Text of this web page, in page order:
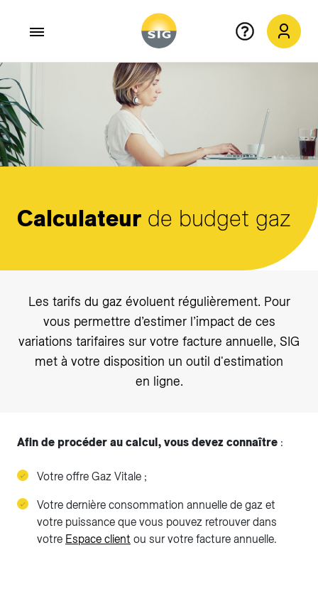
Aller au contenu principal
Calculateur de budget gaz
Les tarifs du gaz évoluent régulièrement. Pour
vous permettre d’estimer l’impact de ces
variations tarifaires sur votre facture annuelle, SIG
met à votre disposition un outil d'estimation
en ligne.
Afin de procéder au calcul, vous devez connaître :
Votre offre Gaz Vitale ;
Votre dernière consommation annuelle de gaz et
votre puissance que vous pouvez retrouver dans
votre Espace client ou sur votre facture annuelle.